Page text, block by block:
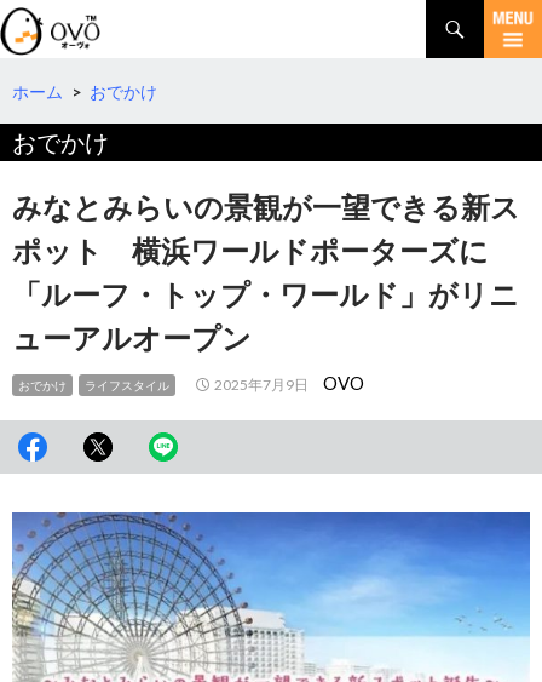
検
索
コ
テ
ツ
へ
動
ホーム > おでかけ
おでかけ
みなとみらいの景観が一望できる新ス
ポット 横浜ワールドポーターズに
「ルーフ・トップ・ワールド」がリニ
ューアルオープン
おでかけ ライフスタイル 2025年7月9日 OVO